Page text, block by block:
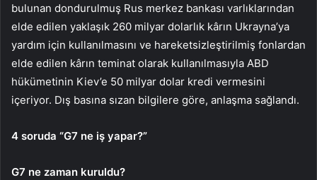
bulunan dondurul­muş Rus merkez bankası varlıklarından
elde edilen yaklaşık 260 milyar do­larlık kârın Ukrayna’ya
yardım için kullanılması­nı ve hareketsizleştirilmiş fonlardan
elde edilen kârın teminat olarak kullanıl­masıyla ABD
hükümetinin Kiev’e 50 milyar dolar kre­di vermesini
içeriyor. Dış basına sızan bilgilere göre, anlaşma sağlandı.
4 soruda “G7 ne iş yapar?”
G7 ne zaman kuruldu?